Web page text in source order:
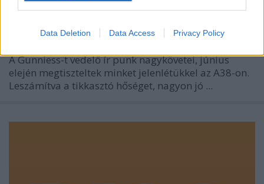
Data Deletion Data Access Privacy Policy
Videó: Flogging Molly Budapesten..
poprocks• 2009. július 10.
A Gunniess-t vedelő ír punk nagykövetei, június
elején megtiszteltek minket jelenlétükkel az A38-on.
Leszámítva a tikkasztó hőséget, nagyon jó ...